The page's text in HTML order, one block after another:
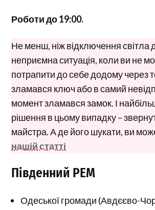
Роботи до 19:00.
Не менш, ніж відключення світла
неприємна ситуація, коли ви не
потрапити до себе додому через
зламався ключ або в самий
момент зламався замок. І
рішення в цьому випадку –
майстра. А де його шукати, ви
нашій статті
Південний РЕМ
Одеської громади (Авдєєво-